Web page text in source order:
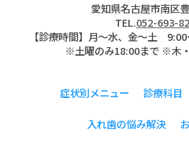
愛知県名古屋市南区
TEL.052-693-
【診療時間】月〜水、金～土
※土曜のみ18:00まで ※木
症状別メニュー 診療科目
入れ歯の悩み解決